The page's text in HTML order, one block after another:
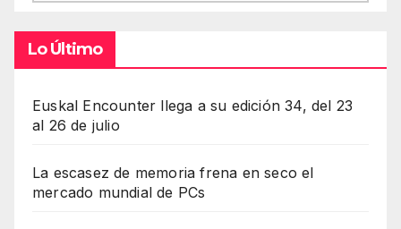
Lo Último
Euskal Encounter llega a su edición 34, del 23
al 26 de julio
La escasez de memoria frena en seco el
mercado mundial de PCs